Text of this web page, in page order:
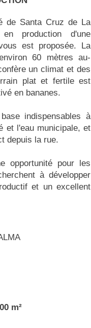
de Santa Cruz de La
production d'une
est proposée. La
60 mètres au-
un climat et des
plat et fertile est
en bananes.
indispensables à
et l'eau municipale, et
depuis la rue.
opportunité pour les
à développer
et un excellent
m²